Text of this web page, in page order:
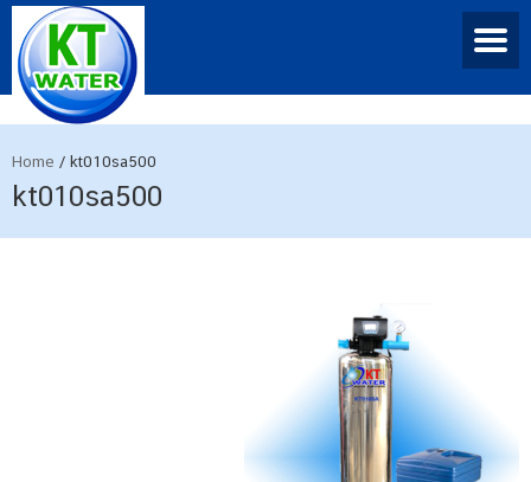
Home / kt010sa500
kt010sa500